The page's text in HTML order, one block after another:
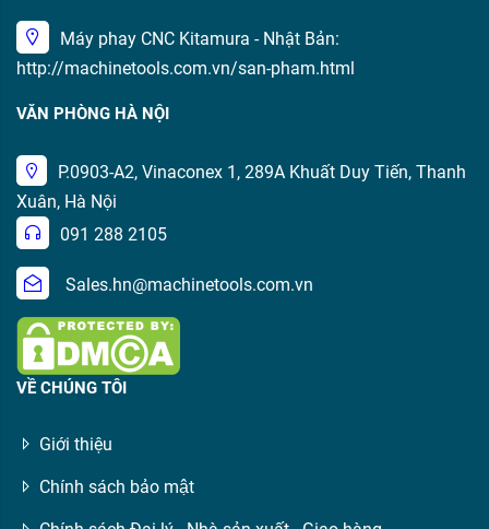
Máy phay CNC Kitamura - Nhật Bản:
http://machinetools.com.vn/san-pham.html
VĂN PHÒNG HÀ NỘI
P.0903-A2, Vinaconex 1, 289A Khuất Duy Tiến, Thanh
Xuân, Hà Nội
091 288 2105
Sales.hn@machinetools.com.vn
VỀ CHÚNG TÔI
Giới thiệu
Chính sách bảo mật